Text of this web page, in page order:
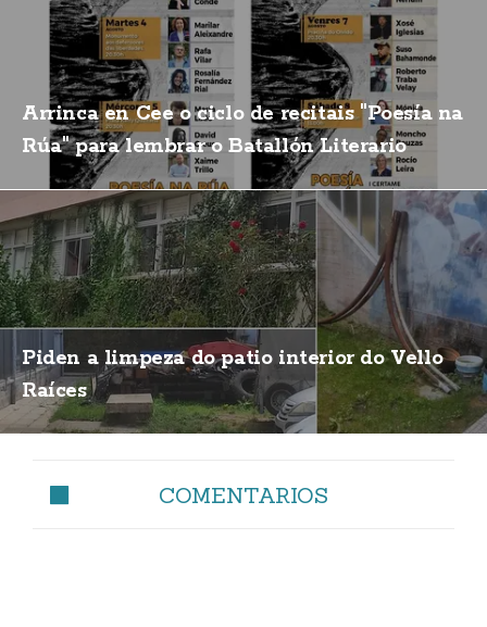
Arrinca en Cee o ciclo de recitais "Poesía na
Rúa" para lembrar o Batallón Literario
Piden a limpeza do patio interior do Vello
Raíces
COMENTARIOS